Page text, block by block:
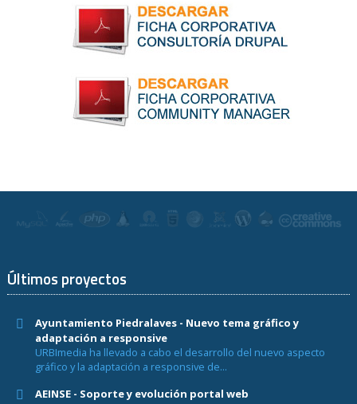
Últimos proyectos
Ayuntamiento Piedralaves - Nuevo tema gráfico y
adaptación a responsive
URBImedia ha llevado a cabo el desarrollo del nuevo aspecto
gráfico y la adaptación a responsive de...
AEINSE - Soporte y evolución portal web